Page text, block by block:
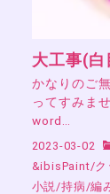
大工事(白
かなりのご
ってすみま
word…
2023-03-02
&ibisPaint/ク
小説/持病/編